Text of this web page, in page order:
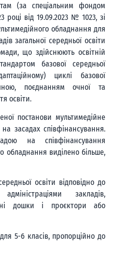
(за спеціальним фондом
році від 19.09.2023 № 1023, зі
обладнання для
загальної середньої освіти
що здійснюють освітній
базової середньої
циклі базової
поєднанням очної та
освіти.
постанови мультимедійне
засадах співфінансування.
на співфінансування
обладнання виділено більше,
освіти відповідно до
закладів,
дошки і проєктори або
5-6 класів, пропорційно до